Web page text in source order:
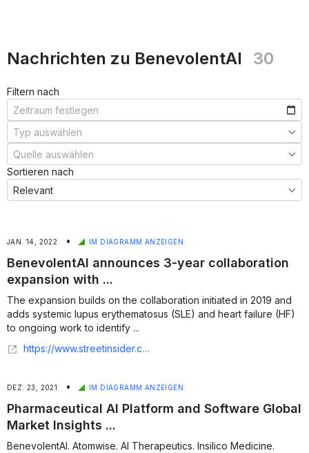
Nachrichten zu BenevolentAI 30
Filtern nach
Sortieren nach
JAN. 14, 2022 • IM DIAGRAMM ANZEIGEN
BenevolentAI announces 3-year collaboration
expansion with ...
The expansion builds on the collaboration initiated in 2019 and
adds systemic lupus erythematosus (SLE) and heart failure (HF)
to ongoing work to identify ...
https://www.streetinsider.com/Press+Releases/BenevolentAI+announces+3-year+collaboration+expansion+with+AstraZeneca+focused+on+systemic+lupus+erythematosus+and+heart+failure/19455518.html
DEZ. 23, 2021 • IM DIAGRAMM ANZEIGEN
Pharmaceutical AI Platform and Software Global
Market Insights ...
BenevolentAI. Atomwise. AI Therapeutics. Insilico Medicine.